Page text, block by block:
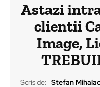
Astazi
clientii
Image,
Scris de: Stefan